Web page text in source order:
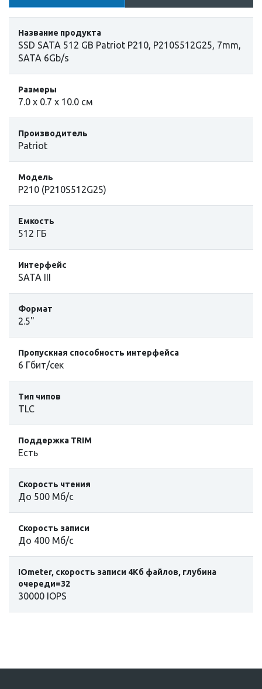
Название продукта
SSD SATA 512 GB Patriot P210, P210S512G25, 7mm,
SATA 6Gb/s
Размеры
7.0 x 0.7 x 10.0 см
Производитель
Patriot
Модель
P210 (P210S512G25)
Емкость
512 ГБ
Интерфейс
SATA III
Формат
2.5"
Пропускная способность интерфейса
6 Гбит/сек
Тип чипов
TLC
Поддержка TRIM
Есть
Скорость чтения
До 500 Мб/с
Скорость записи
До 400 Мб/с
IOmeter, скорость записи 4Кб файлов, глубина
очереди=32
30000 IOPS